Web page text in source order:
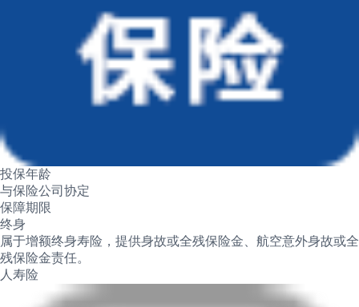
投保年龄
与保险公司协定
保障期限
终身
属于增额终身寿险，提供身故或全残保险金、航空意外身故或全
残保险金责任。
人寿险